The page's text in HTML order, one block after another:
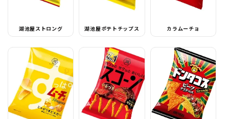
湖池屋ストロング 湖池屋ポテトチップス カラムーチョ